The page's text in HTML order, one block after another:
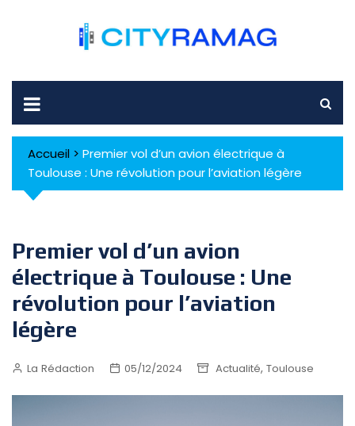
Accueil > Premier vol d’un avion électrique à
Toulouse : Une révolution pour l’aviation légère
Premier vol d’un avion
électrique à Toulouse : Une
révolution pour l’aviation
légère
La Rédaction 05/12/2024 Actualité, Toulouse